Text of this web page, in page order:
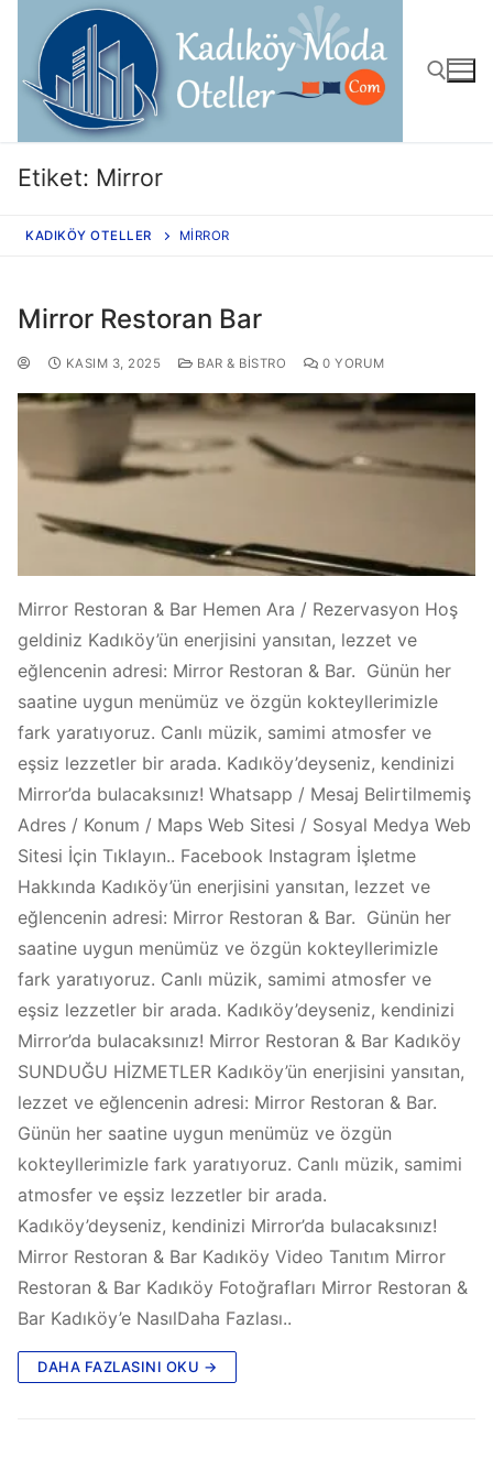
Etiket: Mirror
KADIKÖY OTELLER MIRROR
Mirror Restoran Bar
KASIM 3, 2025 BAR & BISTRO 0 YORUM
Mirror Restoran & Bar Hemen Ara / Rezervasyon Hoş
geldiniz Kadıköy’ün enerjisini yansıtan, lezzet ve
eğlencenin adresi: Mirror Restoran & Bar. Günün her
saatine uygun menümüz ve özgün kokteyllerimizle
fark yaratıyoruz. Canlı müzik, samimi atmosfer ve
eşsiz lezzetler bir arada. Kadıköy’deyseniz, kendinizi
Mirror’da bulacaksınız! Whatsapp / Mesaj Belirtilmemiş
Adres / Konum / Maps Web Sitesi / Sosyal Medya Web
Sitesi İçin Tıklayın.. Facebook Instagram İşletme
Hakkında Kadıköy’ün enerjisini yansıtan, lezzet ve
eğlencenin adresi: Mirror Restoran & Bar. Günün her
saatine uygun menümüz ve özgün kokteyllerimizle
fark yaratıyoruz. Canlı müzik, samimi atmosfer ve
eşsiz lezzetler bir arada. Kadıköy’deyseniz, kendinizi
Mirror’da bulacaksınız! Mirror Restoran & Bar Kadıköy
SUNDUĞU HİZMETLER Kadıköy’ün enerjisini yansıtan,
lezzet ve eğlencenin adresi: Mirror Restoran & Bar.
Günün her saatine uygun menümüz ve özgün
kokteyllerimizle fark yaratıyoruz. Canlı müzik, samimi
atmosfer ve eşsiz lezzetler bir arada.
Kadıköy’deyseniz, kendinizi Mirror’da bulacaksınız!
Mirror Restoran & Bar Kadıköy Video Tanıtım Mirror
Restoran & Bar Kadıköy Fotoğrafları Mirror Restoran &
Bar Kadıköy’e NasılDaha Fazlası..
DAHA FAZLASINI OKU →